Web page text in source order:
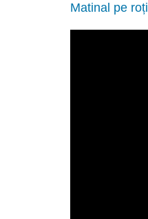
Matinal pe roți